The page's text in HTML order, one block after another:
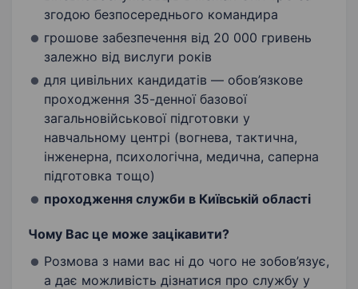
згодою безпосереднього командира
грошове забезпечення від 20 000 гривень
залежно від вислуги років
для цивільних кандидатів — обов’язкове
проходження 35-денної базової
загальновійськової підготовки у
навчальному центрі (вогнева, тактична,
інженерна, психологічна, медична, саперна
підготовка тощо)
проходження служби в Київській області
Чому Вас це може зацікавити?
Розмова з нами вас ні до чого не зобов’язує,
а дає можливість дізнатися про службу у